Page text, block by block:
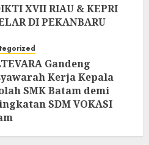
XVII RIAU & KEPRI
DI PEKANBARU
Gandeng
Kerja Kepala
SMK Batam demi
SDM VOKASI